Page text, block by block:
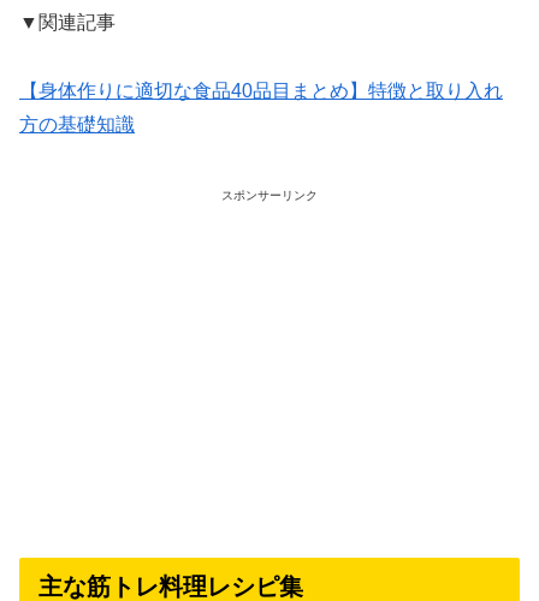
▼関連記事
【身体作りに適切な食品40品目まとめ】特徴と取り入れ
方の基礎知識
スポンサーリンク
主な筋トレ料理レシピ集